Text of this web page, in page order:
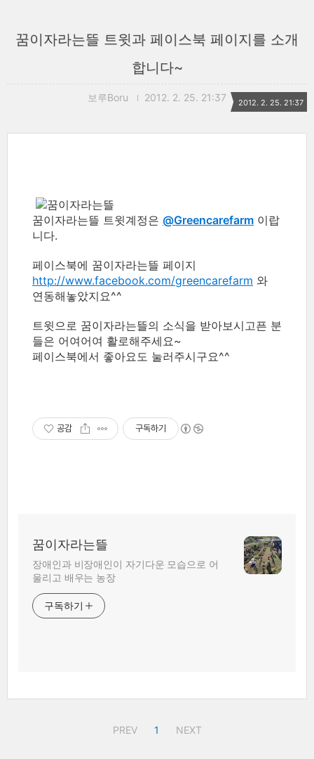
꿈이자라는뜰 트윗과 페이스북 페이지를 소개
합니다~
보루Boru 2012. 2. 25. 21:37 2012. 2. 25. 21:37
꿈이자라는뜰 트윗계정은 @Greencarefarm 이랍
니다.
페이스북에 꿈이자라는뜰 페이지
http://www.facebook.com/greencarefarm 와
연동해놓았지요^^
트윗으로 꿈이자라는뜰의 소식을 받아보시고픈 분
들은 어여어여 활로해주세요~
페이스북에서 좋아요도 눌러주시구요^^
공감 구독하기
꿈이자라는뜰
장애인과 비장애인이 자기다운 모습으로 어
울리고 배우는 농장
구독하기
PREV 1 NEXT